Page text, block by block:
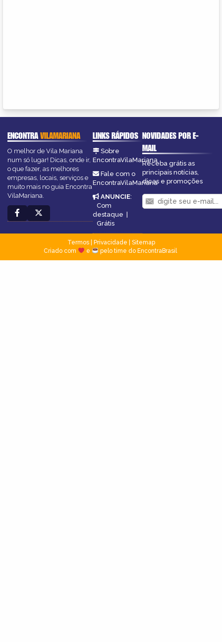
ENCONTRAVILAMARIANA
O melhor de Vila Mariana
num só lugar! Dicas, onde ir,
o que fazer, as melhores
empresas, locais, serviços e
muito mais no guia Encontra
VilaMariana.
LINKS RÁPIDOS
Sobre
EncontraVilaMariana
Fale com o
EncontraVilaMariana
ANUNCIE:
Com
destaque |
Grátis
NOVIDADES POR E-
MAIL
Receba grátis as
principais notícias,
dicas e promoções
Termos| Privacidade
Sitemap
Criado com
e pelo time do EncontraBrasil